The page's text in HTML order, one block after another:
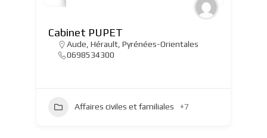
Cabinet PUPET
Aude Hérault, Pyrénées-Orientales
0698534300
Affaires civiles et familiales +7